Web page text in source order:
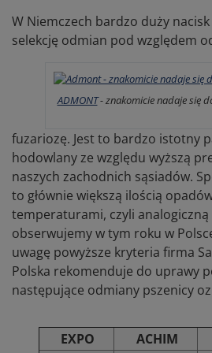
W Niemczech bardzo duży nacisk
selekcję odmian pod względem
ADMONT- znakomicie nadaje się
fuzariozę. Jest to bardzo istotny
hodowlany ze względu wyższą
naszych zachodnich sąsiadów.
to głównie większą ilością
temperaturami, czyli analogiczną
obserwujemy w tym roku w
uwagę powyższe kryteria firma
Polska rekomenduje do uprawy
następujące odmiany pszenicy
EXPO ACHIM